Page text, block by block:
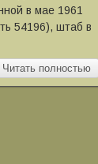
в мае 1961
54196), штаб в
Читать полностью